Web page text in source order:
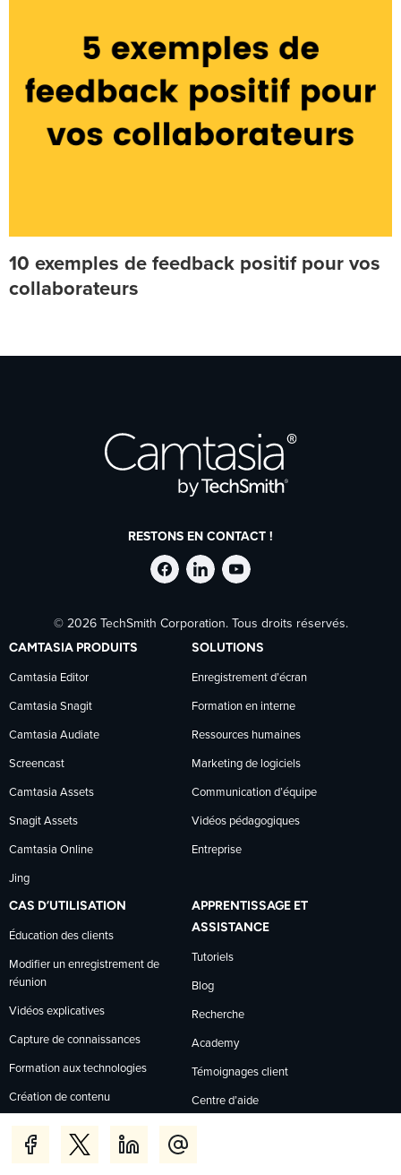
10 exemples de feedback positif pour vos
collaborateurs
RESTONS EN CONTACT !
Suivre
TechSmith
sur
Facebook
Suivre
TechSmith
sur
LinkedIn
Suivre
TechSmith
sur
YouTube
© 2026 TechSmith Corporation. Tous droits réservés.
CAMTASIA PRODUITS
Camtasia Editor
Camtasia Snagit
Camtasia Audiate
Screencast
Camtasia Assets
Snagit Assets
Camtasia Online
Jing
SOLUTIONS
Enregistrement d’écran
Formation en interne
Ressources humaines
Marketing de logiciels
Communication d’équipe
Vidéos pédagogiques
Entreprise
CAS D’UTILISATION
Éducation des clients
Modifier un enregistrement de
réunion
Vidéos explicatives
Capture de connaissances
Formation aux technologies
Création de contenu
APPRENTISSAGE ET
ASSISTANCE
Tutoriels
Blog
Recherche
Academy
Témoignages client
Centre d’aide